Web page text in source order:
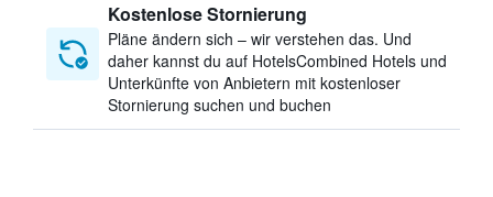
Kostenlose Stornierung
Pläne ändern sich – wir verstehen das. Und
daher kannst du auf HotelsCombined Hotels und
Unterkünfte von Anbietern mit kostenloser
Stornierung suchen und buchen